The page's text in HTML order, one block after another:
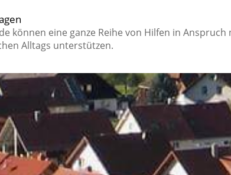
können eine ganze Reihe von Hilfen in
Alltags unterstützen.